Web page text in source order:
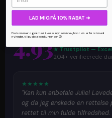
4.93★★
★ Trustpilot —
204+ verificerede
★ ★ ★ ★ ★
"Kan kun anbefale Julie!
og da jeg ønskede en
rettet til min fulde tilfredshed.
LAD MIG FÅ 10% RABAT ➜
Du kommer også med i vores nyhedsbrev, hvor du er først med
nyheder, tilbud og konkurrencer 😍